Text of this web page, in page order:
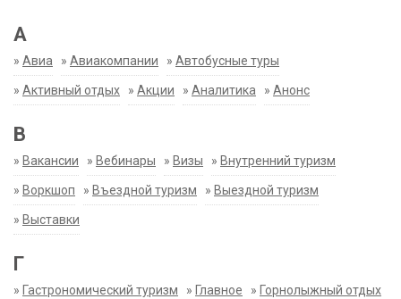
А
» Авиа » Авиакомпании » Автобусные туры
» Активный отдых » Акции » Аналитика » Анонс
В
» Вакансии » Вебинары » Визы » Внутренний туризм
» Воркшоп » Въездной туризм » Выездной туризм
» Выставки
Г
» Гастрономический туризм » Главное » Горнолыжный отдых